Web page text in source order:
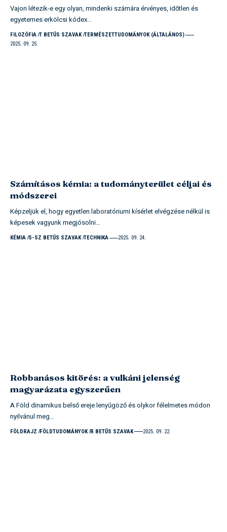
Vajon létezik-e egy olyan, mindenki számára érvényes, időtlen és
egyetemes erkölcsi kódex…
FILOZÓFIA T BETŰS SZAVAK TERMÉSZETTUDOMÁNYOK (ÁLTALÁNOS)
2025. 09. 25.
Számításos kémia: a tudományterület céljai és
módszerei
Képzeljük el, hogy egyetlen laboratóriumi kísérlet elvégzése nélkül is
képesek vagyunk megjósolni…
KÉMIA S-SZ BETŰS SZAVAK TECHNIKA 2025. 09. 24.
Robbanásos kitörés: a vulkáni jelenség
magyarázata egyszerűen
A Föld dinamikus belső ereje lenyűgöző és olykor félelmetes módon
nyilvánul meg…
FÖLDRAJZ FÖLDTUDOMÁNYOK R BETŰS SZAVAK 2025. 09. 22.